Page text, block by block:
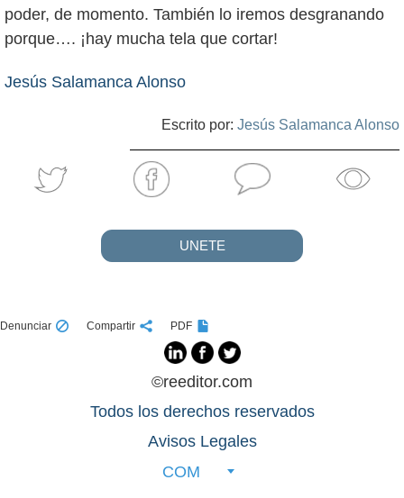
poder, de momento. También lo iremos desgranando
porque…. ¡hay mucha tela que cortar!
Jesús Salamanca Alonso
Escrito por: Jesús Salamanca Alonso
UNETE
Denunciar Compartir PDF
©reeditor.com
Todos los derechos reservados
Avisos Legales